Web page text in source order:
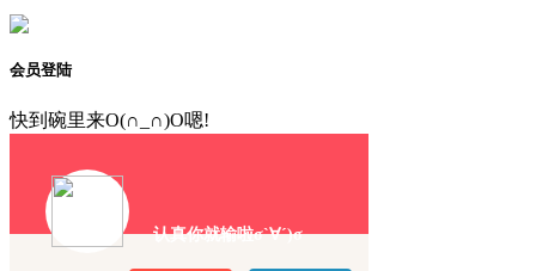
会员登陆
快到碗里来O(∩_∩)O嗯!
认真你就输啦σ`∀´)σ